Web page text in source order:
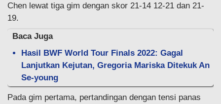
Chen lewat tiga gim dengan skor 21-14 12-21 dan 21-
19.
Baca Juga
Hasil BWF World Tour Finals 2022: Gagal
Lanjutkan Kejutan, Gregoria Mariska Ditekuk An
Se-young
Pada gim pertama, pertandingan dengan tensi panas